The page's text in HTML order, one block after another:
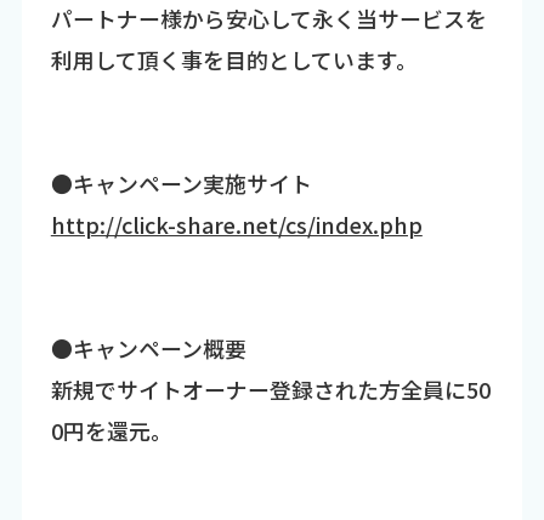
パートナー様から安心して永く当サービスを
利用して頂く事を目的としています。
●キャンペーン実施サイト
http://click-share.net/cs/index.php
●キャンペーン概要
新規でサイトオーナー登録された方全員に50
0円を還元。